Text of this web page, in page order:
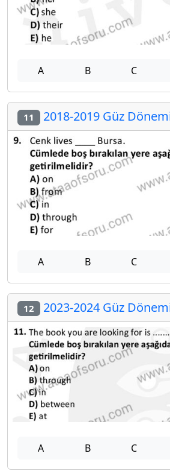
A B C
11 2018-2019 Güz Dönemi
A B C
12 2023-2024 Güz Dönemi
A B C